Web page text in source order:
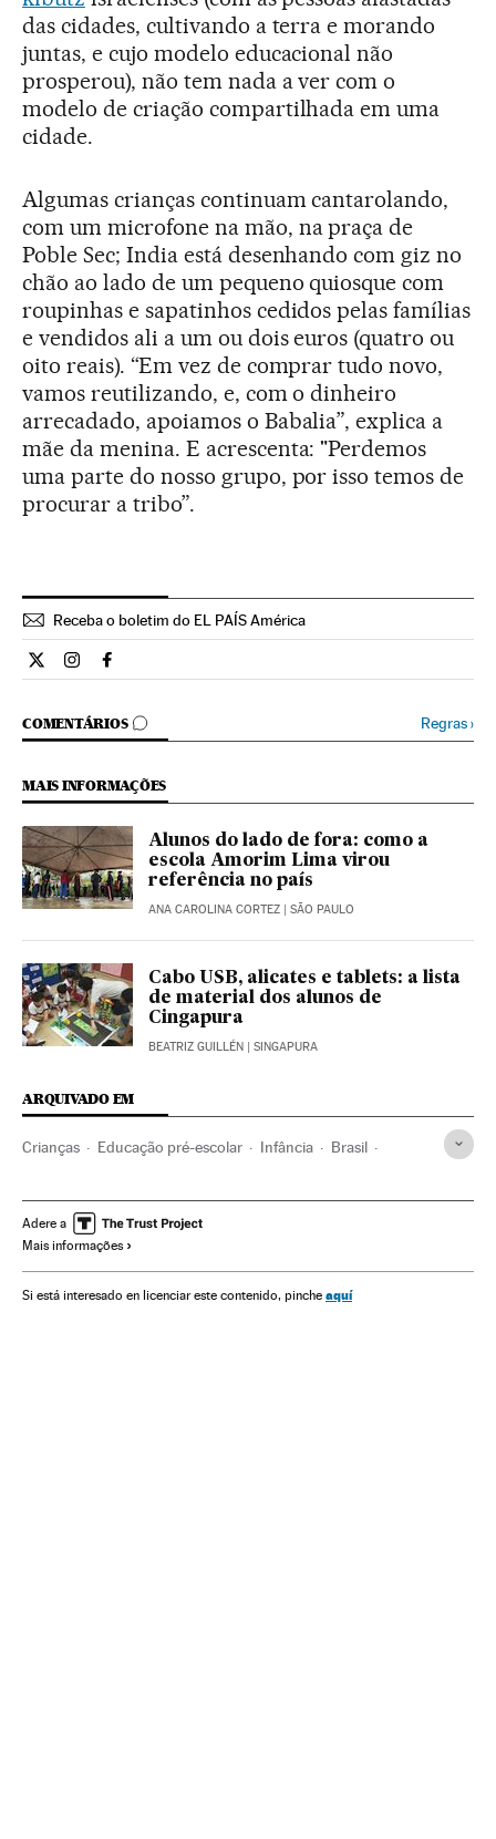
das cidades, cultivando a terra e morando
juntas, e cujo modelo educacional não
prosperou), não tem nada a ver com o
modelo de criação compartilhada em uma
cidade.
Algumas crianças continuam cantarolando,
com um microfone na mão, na praça de
Poble Sec; India está desenhando com giz no
chão ao lado de um pequeno quiosque com
roupinhas e sapatinhos cedidos pelas famílias
e vendidos ali a um ou dois euros (quatro ou
oito reais). “Em vez de comprar tudo novo,
vamos reutilizando, e, com o dinheiro
arrecadado, apoiamos o Babalia”, explica a
mãe da menina. E acrescenta: "Perdemos
uma parte do nosso grupo, por isso temos de
procurar a tribo”.
Receba o boletim do EL PAÍS América
Internacional El País Brasil en Twitter
Internacional El País Brasil en Instagram
Internacional El País Brasil en Facebook
COMENTÁRIOS
COMENTÁRIOS Regras›
MAIS INFORMAÇÕES
Alunos do lado de fora: como a
escola Amorim Lima virou
referência no país
ANA CAROLINA CORTEZ | SÃO PAULO
Cabo USB, alicates e tablets: a lista
de material dos alunos de
Cingapura
BEATRIZ GUILLÉN | SINGAPURA
ARQUIVADO EM
Crianças Educação pré-escolar Infância Brasil
Educação América Sociedade
Adere a
Mais informações
Si está interesado en licenciar este contenido, pinche aquí